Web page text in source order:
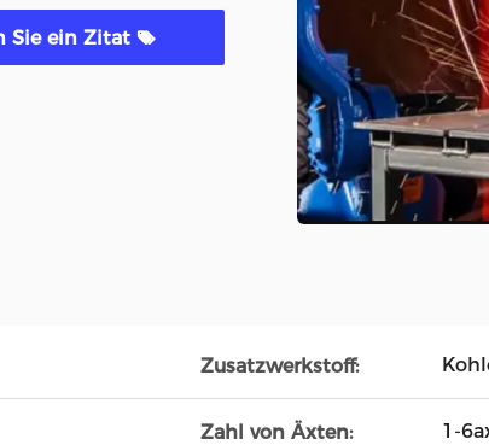
Sie ein Zitat
Zusatzwerkstoff:
Zahl von Äxten: 1-